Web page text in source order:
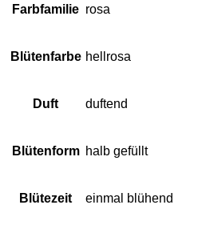
Farbfamilie rosa
Blütenfarbe hellrosa
Duft duftend
Blütenform halb gefüllt
Blütezeit einmal blühend